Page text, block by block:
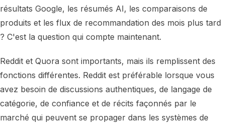
résultats Google, les résumés AI, les comparaisons de
produits et les flux de recommandation des mois plus tard
? C'est la question qui compte maintenant.
Reddit et Quora sont importants, mais ils remplissent des
fonctions différentes. Reddit est préférable lorsque vous
avez besoin de discussions authentiques, de langage de
catégorie, de confiance et de récits façonnés par le
marché qui peuvent se propager dans les systèmes de